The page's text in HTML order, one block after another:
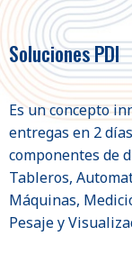
Soluciones PDI
Es un concepto
entregas en 2
componentes de
Tableros,
Máquinas,
Pesaje y